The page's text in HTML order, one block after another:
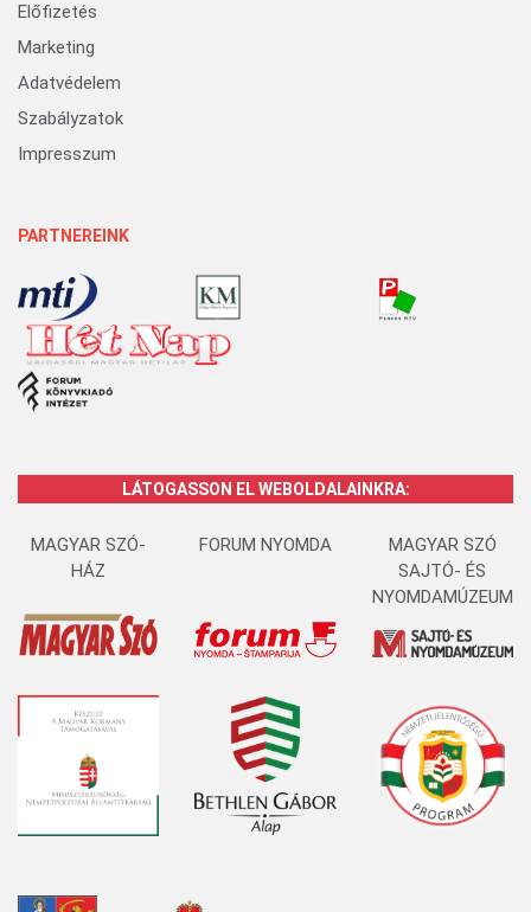
Előfizetés
Marketing
Adatvédelem
Szabályzatok
Impresszum
PARTNEREINK
LÁTOGASSON EL WEBOLDALAINKRA:
MAGYAR SZÓ-
HÁZ
FORUM NYOMDA
MAGYAR SZÓ
SAJTÓ- ÉS
NYOMDAMÚZEUM